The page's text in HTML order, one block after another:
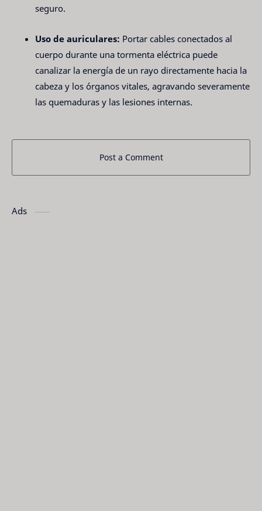
seguro.
Uso de auriculares: Portar cables conectados al
cuerpo durante una tormenta eléctrica puede
canalizar la energía de un rayo directamente hacia la
cabeza y los órganos vitales, agravando severamente
las quemaduras y las lesiones internas.
Post a Comment
Ads